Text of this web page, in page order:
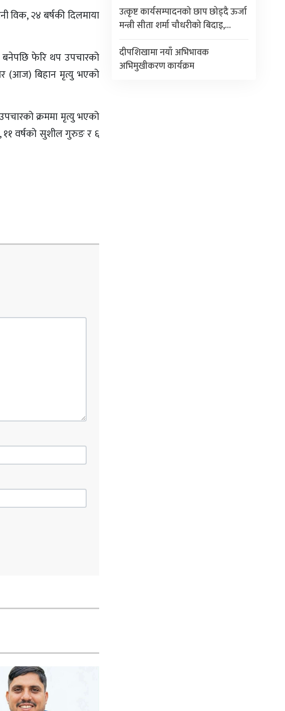
विक, २४ बर्षकी दिलमाया
बनेपछि फेरि थप उपचारको
(आज) बिहान मृत्यु भएको
क्रममा मृत्यु भएको
११ वर्षको सुशील गुरुङ र ६
उत्कृष्ट कार्यसम्पादनको छाप छोड्दै ऊर्जा
मन्त्री सीता शर्मा चौधरीको बिदाइ,…
दीपशिखामा नयाँ अभिभावक
अभिमुखीकरण कार्यक्रम